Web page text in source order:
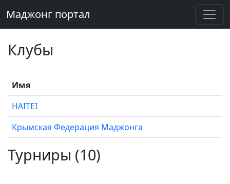
Маджонг портал
Клубы
Имя
HAITEI
Крымская Федерация Маджонга
Турниры (10)